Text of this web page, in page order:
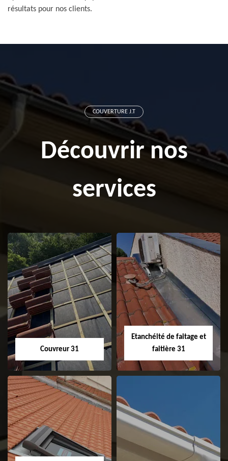
résultats pour nos clients.
COUVERTURE J.T
Découvrir nos
services
Couvreur 31
Couvreur 31
Etanchéité de faitage et
faitière 31
Etanchéité de
faitage et faitière
31